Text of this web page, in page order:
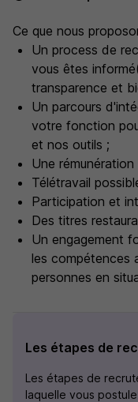
Ce que nous
Un process de
vous êtes
transparence et
Un parcours
votre fonction
et nos outils ;
Une
Télétravail
Participation et
Des titres
Un engagement
les compétences
personnes en
Les étapes de
Les étapes de
laquelle vous